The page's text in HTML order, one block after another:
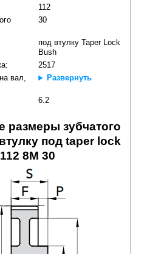
112
30
под втулку Taper Lock
Bush
2517
вал,
Развернуть
6.2
размеры зубчатого
под taper lock
112 8M 30